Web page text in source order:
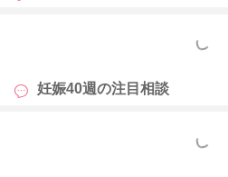
もっと見る
妊娠40週の注目相談
もっと見る